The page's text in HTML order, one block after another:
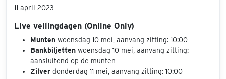
11 april 2023
Live veilingdagen (Online Only)
Munten woensdag 10 mei, aanvang zitting: 10:00
Bankbiljetten woensdag 10 mei, aanvang zitting:
aansluitend op de munten
Zilver donderdag 11 mei, aanvang zitting: 10:00